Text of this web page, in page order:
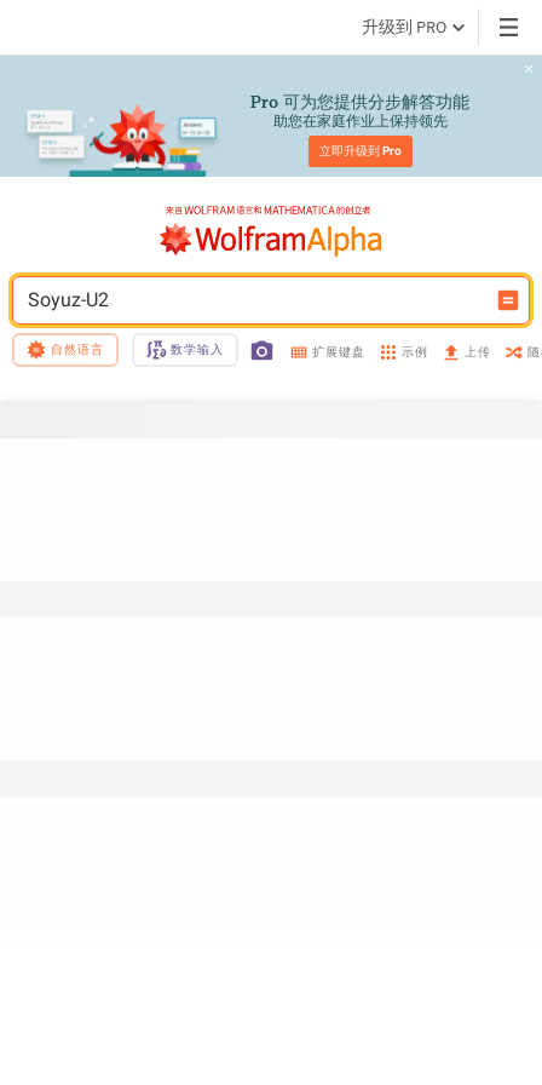
升级到 PRO
Pro 可为您提供分步解答功能
助您在家庭作业上保持领先
立即升级到 Pro
Soyuz-U2
自然语言 数学输入 扩展键盘 示例 上传